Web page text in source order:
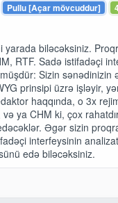
Pullu [Açar mövcuddur]
biləcəksiniz.
RTF. Sadə istifadəçi
Sizin sənədinizin
prinsipi üzrə işləyir,
haqqında, o 3x
ya CHM ki, çox
Əgər sizin
interfeysinin
edə biləcəksiniz.